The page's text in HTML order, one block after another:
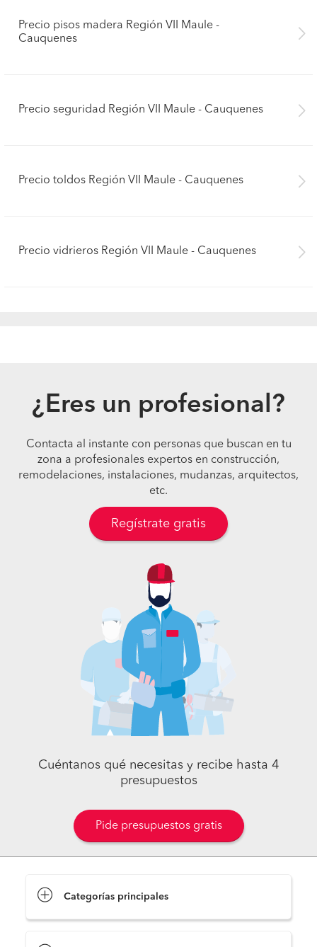
Precio pisos madera Región VII Maule -
Cauquenes
Precio seguridad Región VII Maule - Cauquenes
Precio toldos Región VII Maule - Cauquenes
Precio vidrieros Región VII Maule - Cauquenes
¿Eres un profesional?
Contacta al instante con personas que buscan en tu
zona a profesionales expertos en construcción,
remodelaciones, instalaciones, mudanzas, arquitectos,
etc.
Regístrate gratis
Cuéntanos qué necesitas y recibe hasta 4
presupuestos
Pide presupuestos gratis
Categorías principales